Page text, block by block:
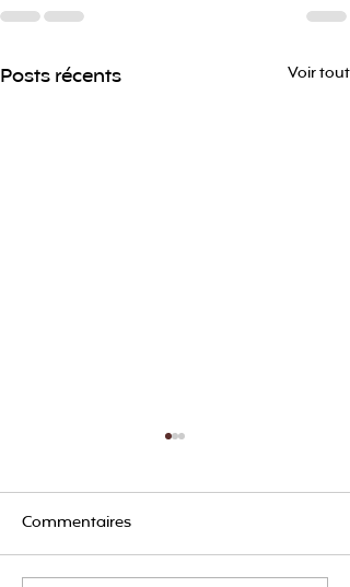
Posts récents Voir tout
Commentaires